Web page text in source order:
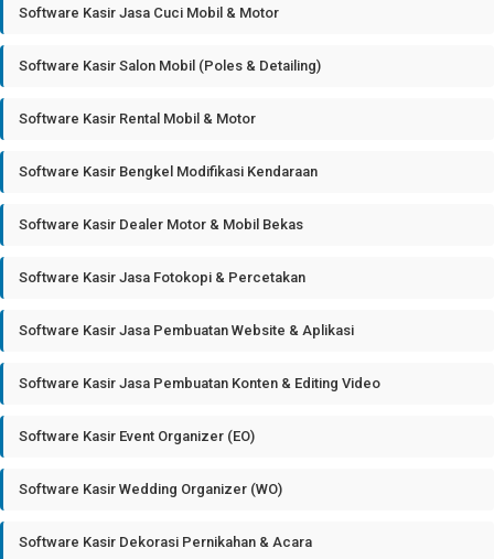
Software Kasir Jasa Cuci Mobil & Motor
Software Kasir Salon Mobil (Poles & Detailing)
Software Kasir Rental Mobil & Motor
Software Kasir Bengkel Modifikasi Kendaraan
Software Kasir Dealer Motor & Mobil Bekas
Software Kasir Jasa Fotokopi & Percetakan
Software Kasir Jasa Pembuatan Website & Aplikasi
Software Kasir Jasa Pembuatan Konten & Editing Video
Software Kasir Event Organizer (EO)
Software Kasir Wedding Organizer (WO)
Software Kasir Dekorasi Pernikahan & Acara